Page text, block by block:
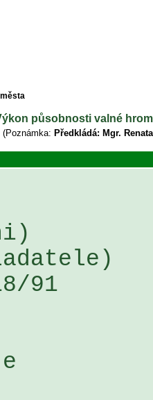
působnosti valné
(Poznámka: Předkládá: Mgr.